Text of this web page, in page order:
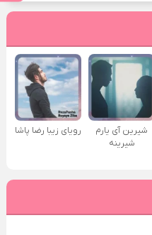
شیرین آی یارم
شیرینه
رویای زیبا رضا پاشا